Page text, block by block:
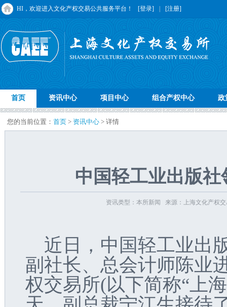
HI，欢迎进入文化产权交易公共服务平台！ [登录] [注册]
首页 资讯中心 项目中心 组合产权中心 政
您的当前位置： 首页 > 资讯中心 > 详情
中国轻工业出版
资讯类型：本所新闻 来源：上海文化产权
近日，中国轻工业出
副社长、总会计师陈业
权交易所(以下简称“上